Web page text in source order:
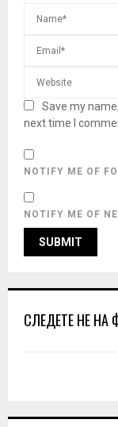
Save my
next time I
NOTIFY ME OF
NOTIFY ME OF
СЛЕДЕТЕ НЕ НА